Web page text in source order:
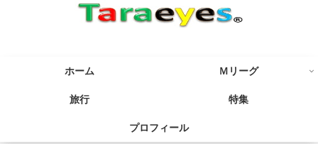
ホーム Ｍリーグ
旅行 特集
プロフィール